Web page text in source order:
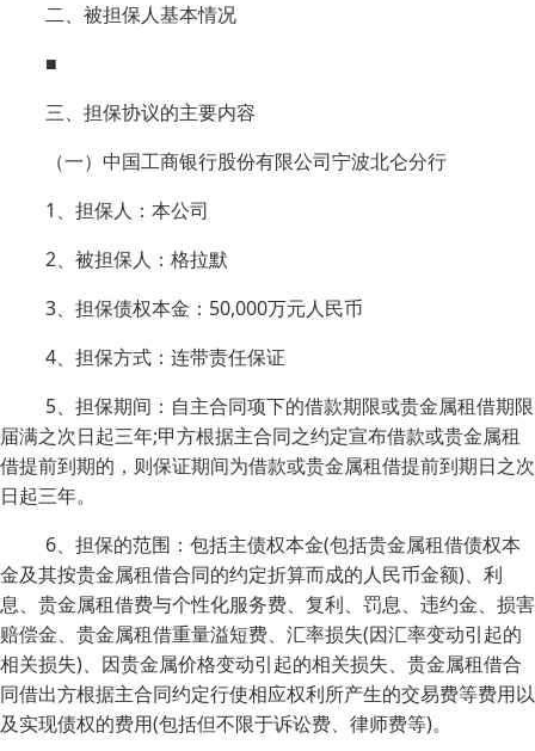
二、被担保人基本情况
■
三、担保协议的主要内容
（一）中国工商银行股份有限公司宁波北仑分行
1、担保人：本公司
2、被担保人：格拉默
3、担保债权本金：50,000万元人民币
4、担保方式：连带责任保证
5、担保期间：自主合同项下的借款期限或贵金属租借期限
届满之次日起三年;甲方根据主合同之约定宣布借款或贵金属租
借提前到期的，则保证期间为借款或贵金属租借提前到期日之次
日起三年。
6、担保的范围：包括主债权本金(包括贵金属租借债权本
金及其按贵金属租借合同的约定折算而成的人民币金额)、利
息、贵金属租借费与个性化服务费、复利、罚息、违约金、损害
赔偿金、贵金属租借重量溢短费、汇率损失(因汇率变动引起的
相关损失)、因贵金属价格变动引起的相关损失、贵金属租借合
同借出方根据主合同约定行使相应权利所产生的交易费等费用以
及实现债权的费用(包括但不限于诉讼费、律师费等)。